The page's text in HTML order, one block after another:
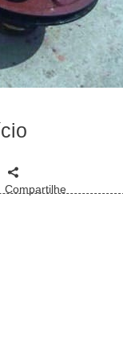
Compartilhe